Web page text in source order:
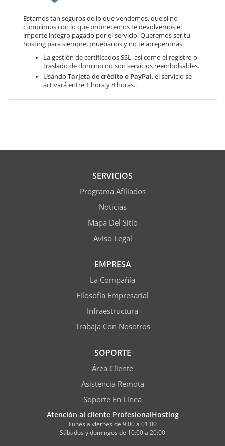
Estamos tan seguros de lo que vendemos, que si no
cumplimos con lo que prometemos te devolvemos el
importe integro pagado por el servicio. Queremos ser tu
hosting para siempre, pruébanos y no te arrepentirás.
La gestión de certificados SSL, así como el registro o
traslado de dominio no son servicios reembolsables.
Usando Tarjeta de crédito o PayPal, el servicio se
activará entre 1 hora y 8 horas..
SERVICIOS
Programa Afiliados
Noticias
Mapa Del Sitio
Aviso Legal
EMPRESA
La Compañía
Filosofía Empresarial
Infraestructura
Trabaja Con Nosotros
SOPORTE
Área Cliente
Asistencia Remota
Soporte En Línea
Atención al cliente ProfesionalHosting
Lunes a viernes de 9:00 a 01:00
Sábados y domingos de 10:00 a 20:00